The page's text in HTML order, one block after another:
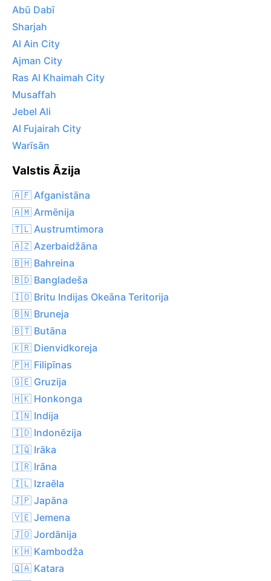
Abū Dabī
Sharjah
Al Ain City
Ajman City
Ras Al Khaimah City
Musaffah
Jebel Ali
Al Fujairah City
Warīsān
Valstis Āzija
🇦🇫 Afganistāna
🇦🇲 Armēnija
🇹🇱 Austrumtimora
🇦🇿 Azerbaidžāna
🇧🇭 Bahreina
🇧🇩 Bangladeša
🇮🇴 Britu Indijas Okeāna Teritorija
🇧🇳 Bruneja
🇧🇹 Butāna
🇰🇷 Dienvidkoreja
🇵🇭 Filipīnas
🇬🇪 Gruzija
🇭🇰 Honkonga
🇮🇳 Indija
🇮🇩 Indonēzija
🇮🇶 Irāka
🇮🇷 Irāna
🇮🇱 Izraēla
🇯🇵 Japāna
🇾🇪 Jemena
🇯🇴 Jordānija
🇰🇭 Kambodža
🇶🇦 Katara